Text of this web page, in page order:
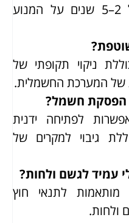
הפרגולה, ואחריות של 2–5 שנים על המנוע
ניקוי תקופתי של
של המערכת החשמלית.
הפסקת חשמל?
לפתיחה ידנית
גיבוי למקרים של
עמיד לגשם ולחות?
מותאמות לתנאי חוץ
ולחות.